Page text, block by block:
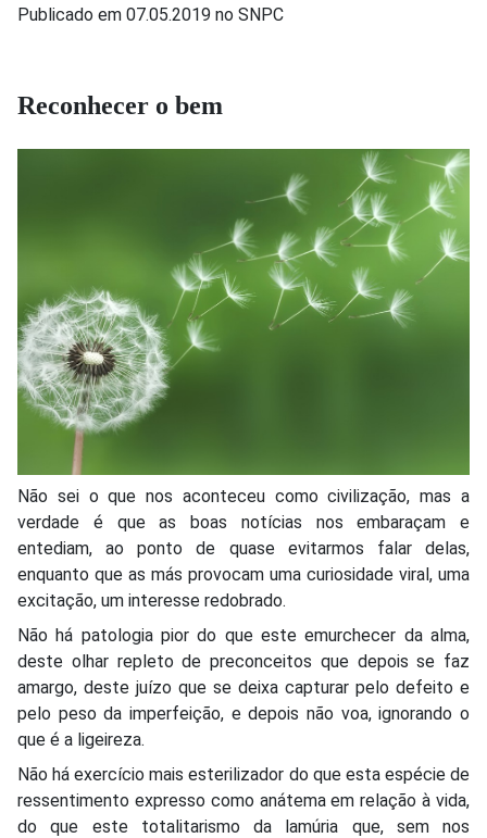
Publicado em 07.05.2019 no SNPC
Reconhecer o bem
Não sei o que nos aconteceu como civilização, mas a
verdade é que as boas notícias nos embaraçam e
entediam, ao ponto de quase evitarmos falar delas,
enquanto que as más provocam uma curiosidade viral, uma
excitação, um interesse redobrado.
Não há patologia pior do que este emurchecer da alma,
deste olhar repleto de preconceitos que depois se faz
amargo, deste juízo que se deixa capturar pelo defeito e
pelo peso da imperfeição, e depois não voa, ignorando o
que é a ligeireza.
Não há exercício mais esterilizador do que esta espécie de
ressentimento expresso como anátema em relação à vida,
do que este totalitarismo da lamúria que, sem nos